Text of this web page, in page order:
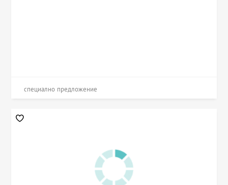
специално предложение